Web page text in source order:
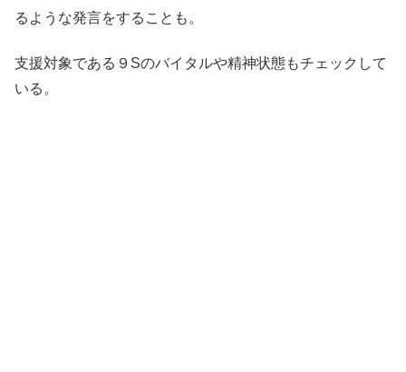
るような発言をすることも。
支援対象である９Sのバイタルや精神状態もチェックして
いる。